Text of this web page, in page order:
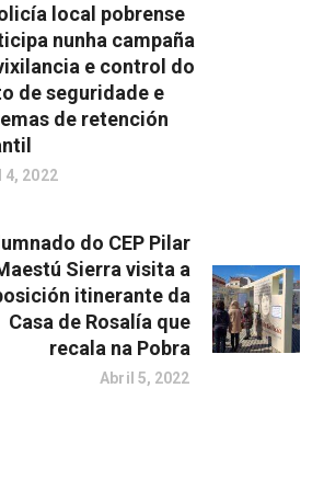
local pobrense
nunha campaña
e control do
de seguridade e
de retención
4, 2022
do CEP Pilar
Sierra visita a
itinerante da
Casa de Rosalía que
recala na Pobra
Abril 5, 2022